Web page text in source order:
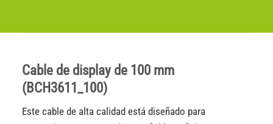
Cable de display de 100 mm
(BCH3611_100)
Este cable de alta calidad está diseñado para